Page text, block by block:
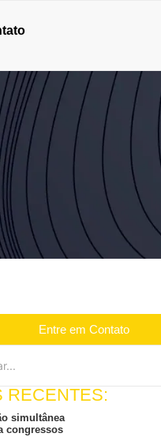
Entre em Contato
RECENTES:
simultânea
congressos